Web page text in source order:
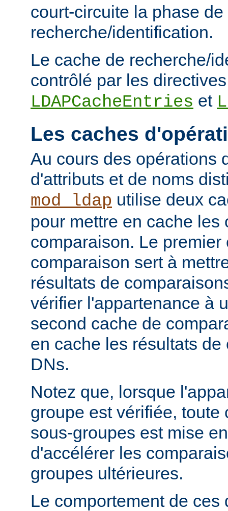
court-circuite la phase de
recherche/identification.
Le cache de recherche/
contrôlé par les directives
LDAPCacheEntries et
Les caches
Au cours des opérations
d'attributs et de noms
mod_ldap utilise deux
pour mettre en cache les
comparaison. Le premier
comparaison sert à
résultats de
vérifier l'appartenance à
second cache de
en cache les résultats
DNs.
Notez que, lorsque
groupe est vérifiée, toute
sous-groupes est mise
d'accélérer les
groupes ultérieures.
Le comportement de ces